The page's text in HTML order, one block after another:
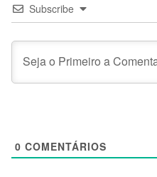
Subscribe
0 COMENTÁRIOS